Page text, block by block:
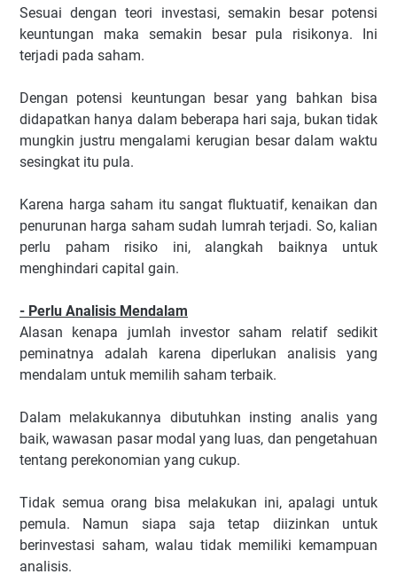
Sesuai dengan teori investasi, semakin besar potensi
keuntungan maka semakin besar pula risikonya. Ini
terjadi pada saham.
Dengan potensi keuntungan besar yang bahkan bisa
didapatkan hanya dalam beberapa hari saja, bukan tidak
mungkin justru mengalami kerugian besar dalam waktu
sesingkat itu pula.
Karena harga saham itu sangat fluktuatif, kenaikan dan
penurunan harga saham sudah lumrah terjadi. So, kalian
perlu paham risiko ini, alangkah baiknya untuk
menghindari capital gain.
- Perlu Analisis Mendalam
Alasan kenapa jumlah investor saham relatif sedikit
peminatnya adalah karena diperlukan analisis yang
mendalam untuk memilih saham terbaik.
Dalam melakukannya dibutuhkan insting analis yang
baik, wawasan pasar modal yang luas, dan pengetahuan
tentang perekonomian yang cukup.
Tidak semua orang bisa melakukan ini, apalagi untuk
pemula. Namun siapa saja tetap diizinkan untuk
berinvestasi saham, walau tidak memiliki kemampuan
analisis.